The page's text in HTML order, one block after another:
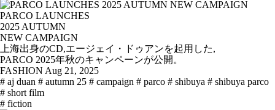
PARCO LAUNCHES
2025 AUTUMN
NEW CAMPAIGN
上海出身のCD,エージェイ・ドゥアンを起用した,
PARCO 2025年秋のキャンペーンが公開。
FASHION Aug 21, 2025
# aj duan # autumn 25 # campaign # parco # shibuya # shibuya parco
# short film
# fiction